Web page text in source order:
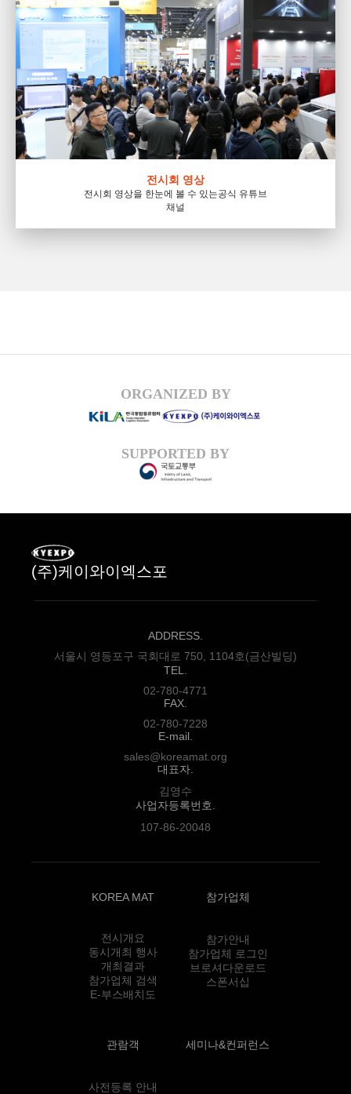
전시회 영상
전시회 영상을 한눈에 볼 수 있는공식 유튜브
채널
ORGANIZED BY
SUPPORTED BY
(주)케이와이엑스포
ADDRESS.
서울시 영등포구 국회대로 750, 1104호(금산빌딩)
TEL.
02-780-4771
FAX.
02-780-7228
E-mail.
sales@koreamat.org
대표자.
김영수
사업자등록번호.
107-86-20048
KOREA MAT
전시개요
동시개최 행사
개최결과
참가업체 검색
E-부스배치도
참가업체
참가안내
참가업체 로그인
브로셔다운로드
스폰서십
관람객
사전등록 안내
세미나&컨퍼런스